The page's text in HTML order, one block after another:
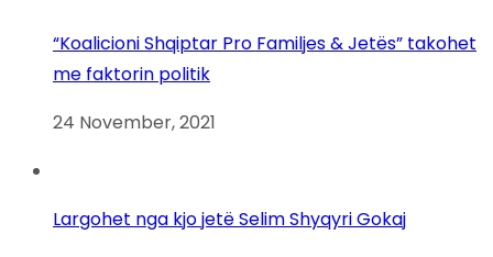
“Koalicioni Shqiptar Pro Familjes & Jetës” takohet
me faktorin politik
24 November, 2021
Largohet nga kjo jetë Selim Shyqyri Gokaj